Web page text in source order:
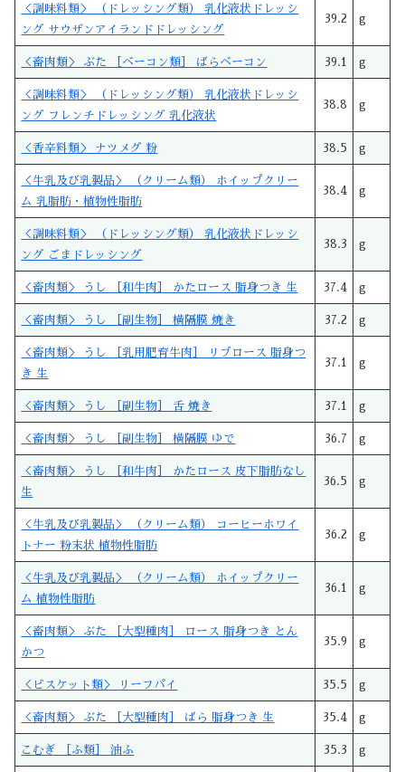
＜調味料類＞ （ドレッシング類） 乳化液状ドレッシ
ング サウザンアイランドドレッシング
39.2 g
＜畜肉類＞ ぶた ［ベーコン類］ ばらベーコン 39.1 g
＜調味料類＞ （ドレッシング類） 乳化液状ドレッシ
ング フレンチドレッシング 乳化液状
38.8 g
＜香辛料類＞ ナツメグ 粉 38.5 g
＜牛乳及び乳製品＞ （クリーム類） ホイップクリー
ム 乳脂肪・植物性脂肪
38.4 g
＜調味料類＞ （ドレッシング類） 乳化液状ドレッシ
ング ごまドレッシング
38.3 g
＜畜肉類＞ うし ［和牛肉］ かたロース 脂身つき 生 37.4 g
＜畜肉類＞ うし ［副生物］ 横隔膜 焼き 37.2 g
＜畜肉類＞ うし ［乳用肥育牛肉］ リブロース 脂身つ
き 生
37.1 g
＜畜肉類＞ うし ［副生物］ 舌 焼き 37.1 g
＜畜肉類＞ うし ［副生物］ 横隔膜 ゆで 36.7 g
＜畜肉類＞ うし ［和牛肉］ かたロース 皮下脂肪なし
生
36.5 g
＜牛乳及び乳製品＞ （クリーム類） コーヒーホワイ
トナー 粉末状 植物性脂肪
36.2 g
＜牛乳及び乳製品＞ （クリーム類） ホイップクリー
ム 植物性脂肪
36.1 g
＜畜肉類＞ ぶた ［大型種肉］ ロース 脂身つき とん
かつ
35.9 g
＜ビスケット類＞ リーフパイ 35.5 g
＜畜肉類＞ ぶた ［大型種肉］ ばら 脂身つき 生 35.4 g
こむぎ ［ふ類］ 油ふ 35.3 g